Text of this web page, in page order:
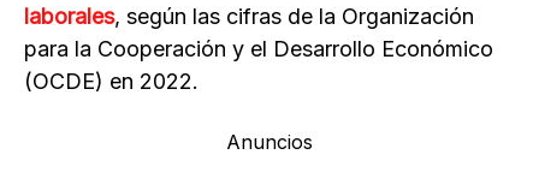
laborales, según las cifras de la Organización
para la Cooperación y el Desarrollo Económico
(OCDE) en 2022.
Anuncios